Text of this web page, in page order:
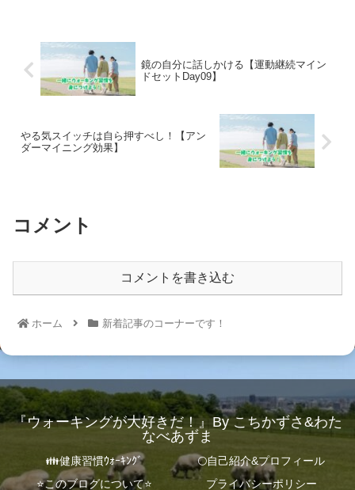
鏡の自分に話しかける【運動継続マイン
ドセットDay09】
やる気スイッチは自ら押すべし！【アン
ダーマイニング効果】
コメント
コメントを書き込む
ホーム 新着記事のコーナーです！
『ウォーキングが大好きだ！』By こちかずさ&わた
なべあずま
👪健康習慣ｳｫｰｷﾝｸﾞ
🌕自己紹介&プロフィール
⭐️このブログについて⭐️
プライバシーポリシー